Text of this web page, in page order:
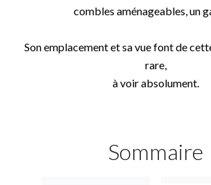
combles aménageables, un
Son emplacement et sa vue font de
rare,
à voir absolument.
Sommaire